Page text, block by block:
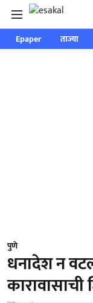
Epaper ताज्या
पुणे
धनादेश न
कारावासाची